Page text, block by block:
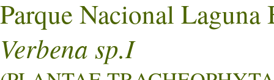
Parque Nacional Laguna
Verbena sp.I